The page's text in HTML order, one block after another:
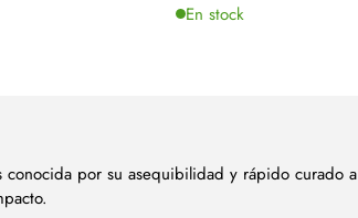
En stock
conocida por su asequibilidad y rápido curado a